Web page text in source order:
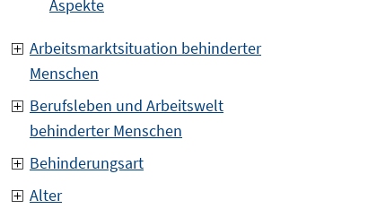
Aspekte
Arbeitsmarktsituation behinderter
Menschen
Berufsleben und Arbeitswelt
behinderter Menschen
Behinderungsart
Alter